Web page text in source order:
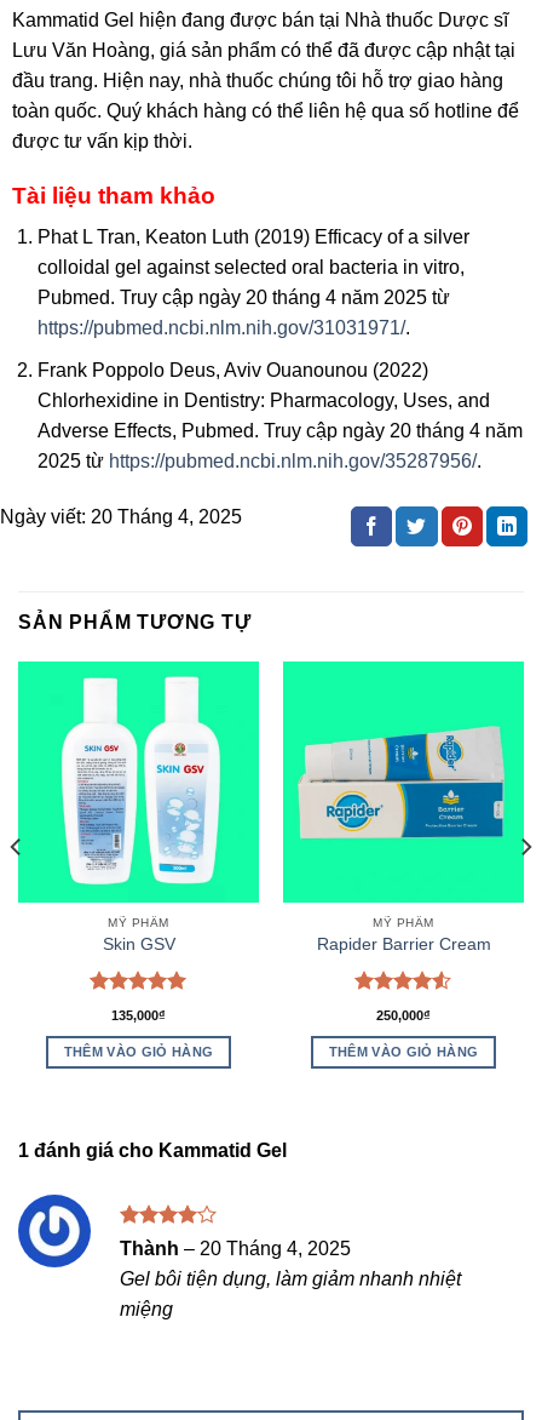
Kammatid Gel hiện đang được bán tại Nhà thuốc Dược sĩ
Lưu Văn Hoàng, giá sản phẩm có thể đã được cập nhật tại
đầu trang. Hiện nay, nhà thuốc chúng tôi hỗ trợ giao hàng
toàn quốc. Quý khách hàng có thể liên hệ qua số hotline để
được tư vấn kịp thời.
Tài liệu tham khảo
Phat L Tran, Keaton Luth (2019) Efficacy of a silver
colloidal gel against selected oral bacteria in vitro,
Pubmed. Truy cập ngày 20 tháng 4 năm 2025 từ
https://pubmed.ncbi.nlm.nih.gov/31031971/.
Frank Poppolo Deus, Aviv Ouanounou (2022)
Chlorhexidine in Dentistry: Pharmacology, Uses, and
Adverse Effects, Pubmed. Truy cập ngày 20 tháng 4 năm
2025 từ https://pubmed.ncbi.nlm.nih.gov/35287956/.
Ngày viết: 20 Tháng 4, 2025
SẢN PHẨM TƯƠNG TỰ
MỸ PHẨM
Skin GSV
Được xếp
hạng
5 sao
135,000₫
THÊM VÀO GIỎ HÀNG
MỸ PHẨM
Rapider Barrier Cream
Được xếp
hạng
5 sao
250,000₫
THÊM VÀO GIỎ HÀNG
1 đánh giá cho Kammatid Gel
Được
45 sao
Thành – 20 Tháng 4, 2025
Gel bôi tiện dụng, làm giảm nhanh nhiệt
miệng